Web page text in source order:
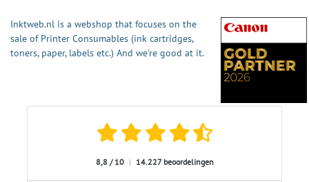
Inktweb.nl is a webshop that focuses on the
sale of Printer Consumables (ink cartridges,
toners, paper, labels etc.) And we're good at it.
8,8 / 10 | 14.227 beoordelingen